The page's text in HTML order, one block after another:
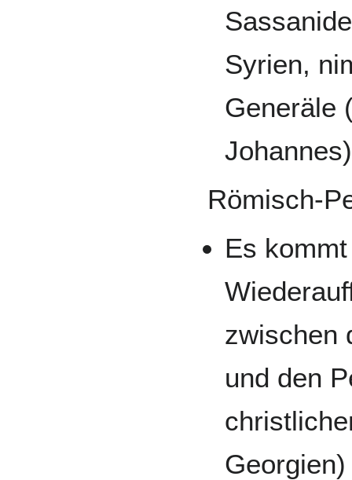
Syrien,
Generäle
Römisch-
Es
zwischen
und den